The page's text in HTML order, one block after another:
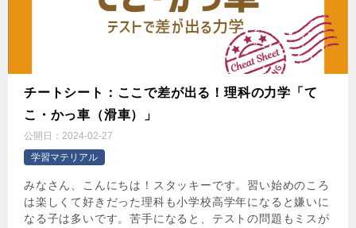
チートシート：ここで差が出る！理科の力学「て
こ・かっ車（滑車）」
公開日： 2024-02-27
学習マテリアル
みなさん、こんにちは！スタッキーです。習い始めのころ
は楽しくて好きだった理科も小学校高学年になると嫌いに
なる子は多いです。苦手になると、テストの問題もミスが